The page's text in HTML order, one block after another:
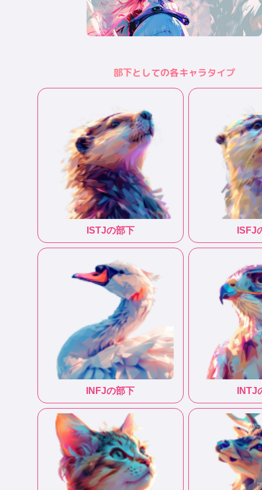
部下としての各キャラタイプ
ISTJの部下 ISFJ
INFJの部下 INTJ